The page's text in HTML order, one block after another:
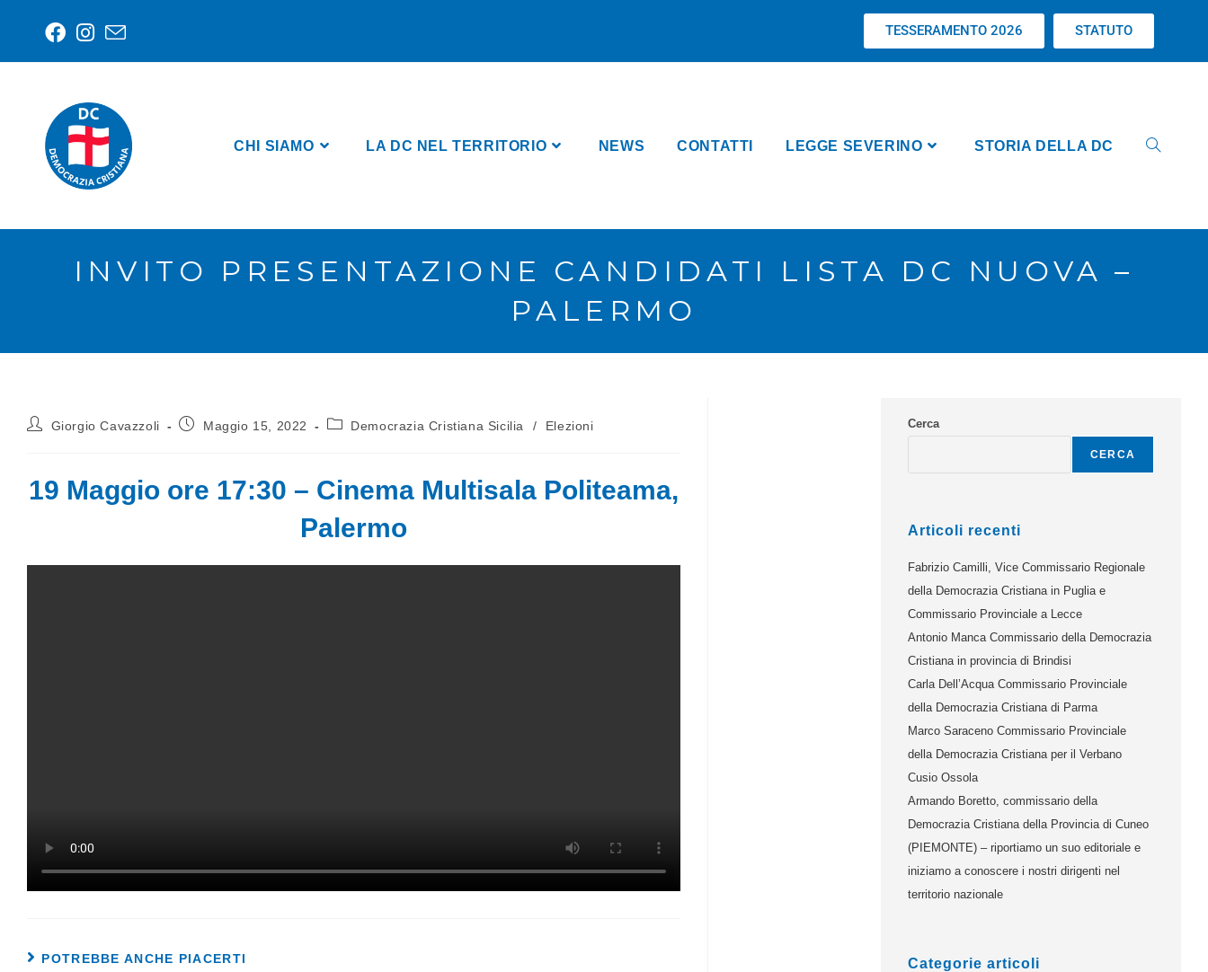
TESSERAMENTO 2026 STATUTO
CHI SIAMO LA DC NEL TERRITORIO NEWS CONTATTI LEGGE SEVERINO STORIA DELLA DC
INVITO PRESENTAZIONE CANDIDATI LISTA DC NUOVA –
PALERMO
Giorgio Cavazzoli Maggio 15, 2022 Democrazia Cristiana Sicilia / Elezioni
19 Maggio ore 17:30 – Cinema Multisala Politeama,
Palermo
POTREBBE ANCHE PIACERTI
Cerca
CERCA
Articoli recenti
Fabrizio Camilli, Vice Commissario Regionale
della Democrazia Cristiana in Puglia e
Commissario Provinciale a Lecce
Antonio Manca Commissario della Democrazia
Cristiana in provincia di Brindisi
Carla Dell’Acqua Commissario Provinciale
della Democrazia Cristiana di Parma
Marco Saraceno Commissario Provinciale
della Democrazia Cristiana per il Verbano
Cusio Ossola
Armando Boretto, commissario della
Democrazia Cristiana della Provincia di Cuneo
(PIEMONTE) – riportiamo un suo editoriale e
iniziamo a conoscere i nostri dirigenti nel
territorio nazionale
Categorie articoli